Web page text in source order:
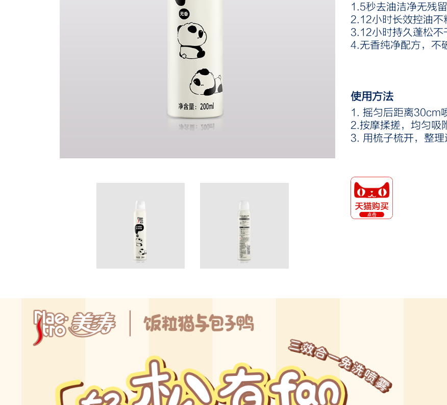
1.5秒去油洁净无残留
2.12小时长效控油不
3.12小时持久蓬松不
4.无香纯净配方，不
使用方法
1. 摇匀后距离30cm
2.按摩揉搓，均匀吸
3. 用梳子梳开，整理